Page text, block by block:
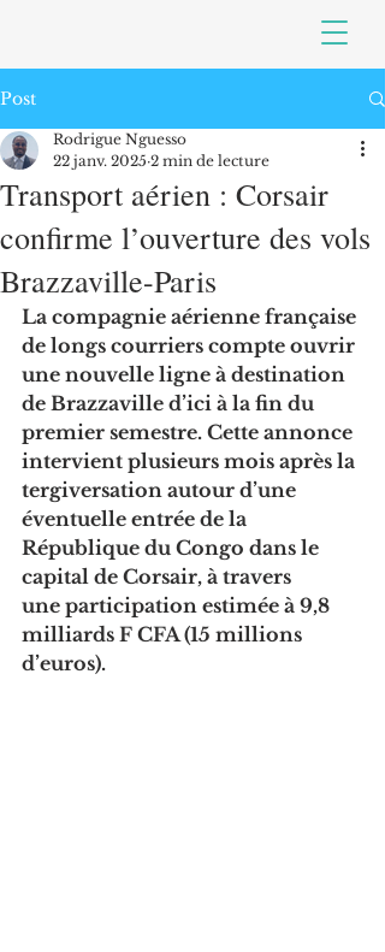
Post
Transport aérien : Corsair
confirme l’ouverture des vols
Brazzaville-Paris
Rodrigue Nguesso
22 janv. 2025 2 min de lecture
La compagnie aérienne française
de longs courriers compte ouvrir
une nouvelle ligne à destination
de Brazzaville d’ici à la fin du
premier semestre. Cette annonce
intervient plusieurs mois après la
tergiversation autour d’une
éventuelle entrée de la
République du Congo dans le
capital de Corsair, à travers
une participation estimée à 9,8
milliards F CFA (15 millions
d’euros).